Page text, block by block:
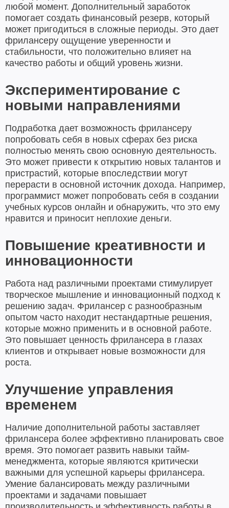
любой момент. Дополнительный заработок
помогает создать финансовый резерв, который
может пригодиться в сложные периоды. Это дает
фрилансеру ощущение уверенности и
стабильности, что положительно влияет на
качество работы и общий уровень жизни.
Экспериментирование с
новыми направлениями
Подработка дает возможность фрилансеру
попробовать себя в новых сферах без риска
полностью менять свою основную деятельность.
Это может привести к открытию новых талантов и
пристрастий, которые впоследствии могут
перерасти в основной источник дохода. Например,
программист может попробовать себя в создании
учебных курсов онлайн и обнаружить, что это ему
нравится и приносит неплохие деньги.
Повышение креативности и
инновационности
Работа над различными проектами стимулирует
творческое мышление и инновационный подход к
решению задач. Фрилансер с разнообразным
опытом часто находит нестандартные решения,
которые можно применить и в основной работе.
Это повышает ценность фрилансера в глазах
клиентов и открывает новые возможности для
роста.
Улучшение управления
временем
Наличие дополнительной работы заставляет
фрилансера более эффективно планировать свое
время. Это помогает развить навыки тайм-
менеджмента, которые являются критически
важными для успешной карьеры фрилансера.
Умение балансировать между различными
проектами и задачами повышает